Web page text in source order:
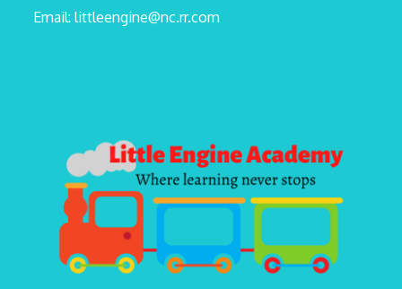
Email: littleengine@nc.rr.com